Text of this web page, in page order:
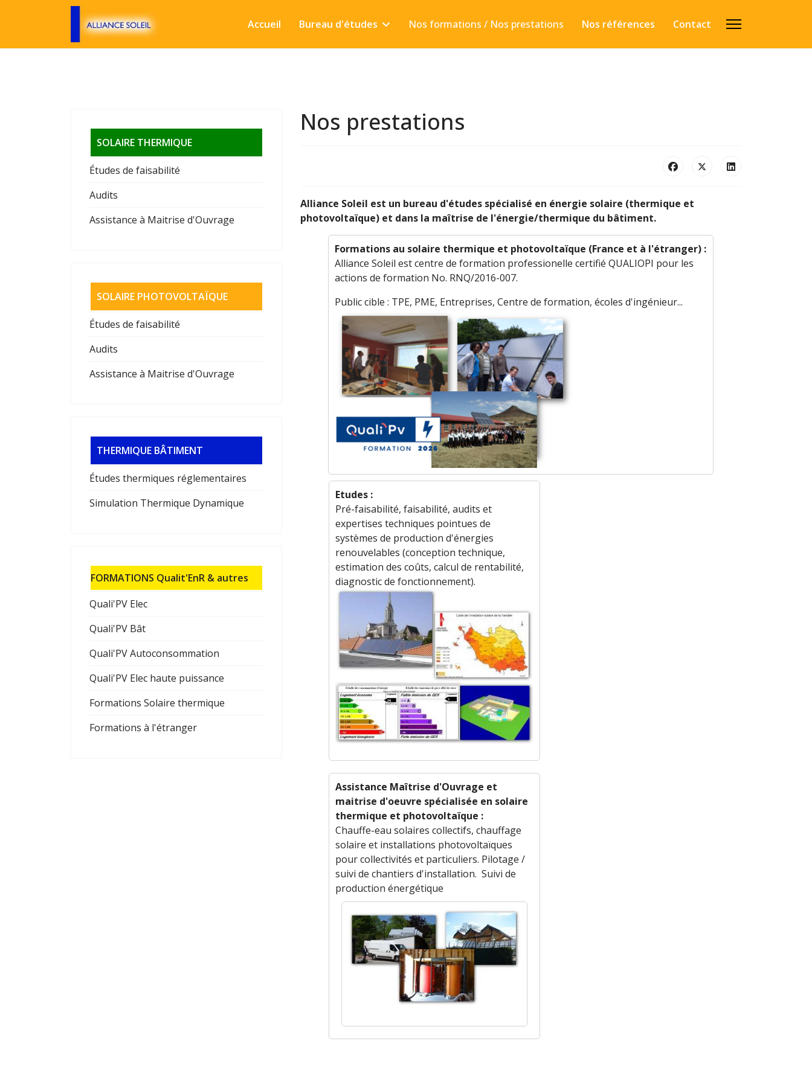
Accueil Bureau d'études Nos formations / Nos prestations Nos références Contact
SOLAIRE THERMIQUE
Études de faisabilité
Audits
Assistance à Maitrise d'Ouvrage
SOLAIRE PHOTOVOLTAÏQUE
Études de faisabilité
Audits
Assistance à Maitrise d'Ouvrage
THERMIQUE BÂTIMENT
Études thermiques réglementaires
Simulation Thermique Dynamique
FORMATIONS Qualit'EnR & autres
Quali'PV Elec
Quali'PV Bât
Quali'PV Autoconsommation
Quali'PV Elec haute puissance
Formations Solaire thermique
Formations à l'étranger
Nos prestations
Alliance Soleil est un bureau d'études spécialisé en énergie solaire (thermique et
photovoltaïque) et dans la maîtrise de l'énergie/thermique du bâtiment.
Formations au solaire thermique et photovoltaïque (France et à l'étranger) :
Alliance Soleil est centre de formation professionelle certifié QUALIOPI pour les
actions de formation No. RNQ/2016-007.
Public cible : TPE, PME, Entreprises, Centre de formation, écoles d'ingénieur...
Etudes :
Pré-faisabilité, faisabilité, audits et
expertises techniques pointues de
systèmes de production d'énergies
renouvelables (conception technique,
estimation des coûts, calcul de rentabilité,
diagnostic de fonctionnement).
Assistance Maîtrise d'Ouvrage et
maitrise d'oeuvre spécialisée en solaire
thermique et photovoltaïque :
Chauffe-eau solaires collectifs, chauffage
solaire et installations photovoltaïques
pour collectivités et particuliers. Pilotage /
suivi de chantiers d'installation. Suivi de
production énergétique